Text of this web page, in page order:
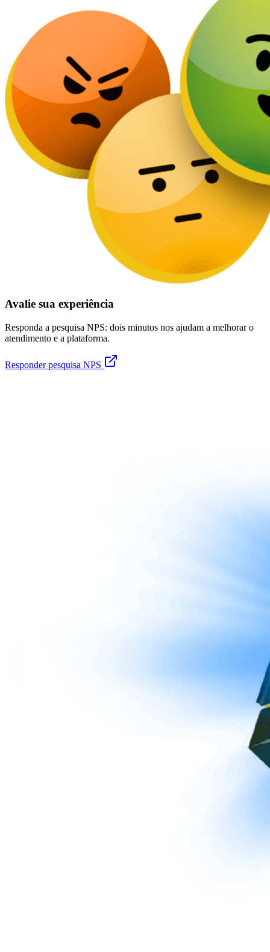
Avalie sua experiência
Responda a pesquisa NPS: dois minutos nos ajudam a melhorar o
atendimento e a plataforma.
Responder pesquisa NPS